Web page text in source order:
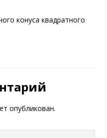
конуса квадратного
опубликован.